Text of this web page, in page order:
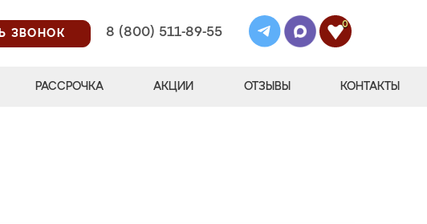
ЗВОНОК
8 (800) 511-89-55
0
РАССРОЧКА АКЦИИ ОТЗЫВЫ КОНТАКТЫ